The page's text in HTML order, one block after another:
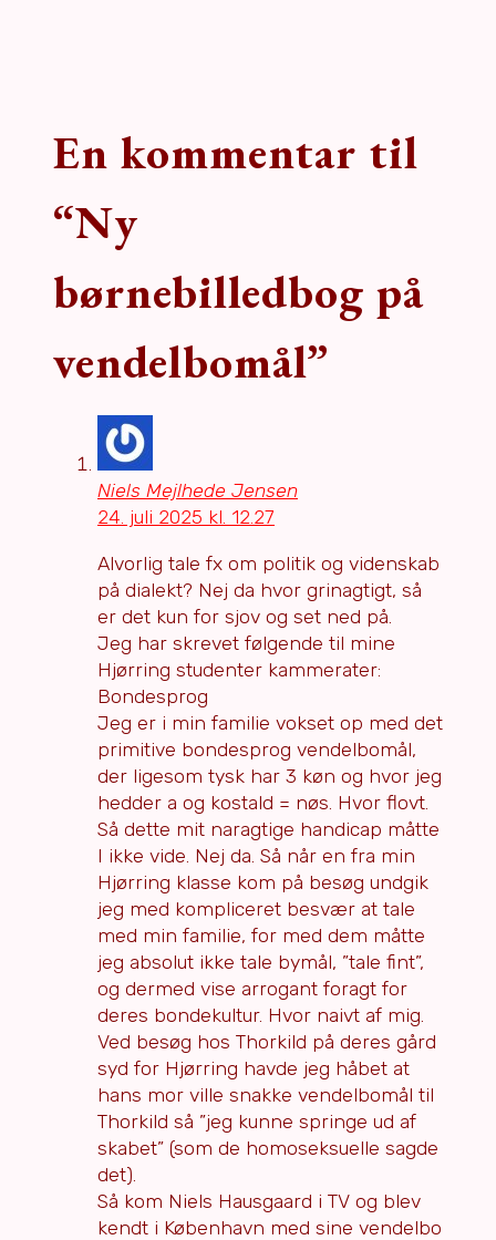
En kommentar til
“Ny
børnebilledbog på
vendelbomål”
Niels Mejlhede Jensen
24. juli 2025 kl. 12.27
Alvorlig tale fx om politik og videnskab
på dialekt? Nej da hvor grinagtigt, så
er det kun for sjov og set ned på.
Jeg har skrevet følgende til mine
Hjørring studenter kammerater:
Bondesprog
Jeg er i min familie vokset op med det
primitive bondesprog vendelbomål,
der ligesom tysk har 3 køn og hvor jeg
hedder a og kostald = nøs. Hvor flovt.
Så dette mit naragtige handicap måtte
I ikke vide. Nej da. Så når en fra min
Hjørring klasse kom på besøg undgik
jeg med kompliceret besvær at tale
med min familie, for med dem måtte
jeg absolut ikke tale bymål, ”tale fint”,
og dermed vise arrogant foragt for
deres bondekultur. Hvor naivt af mig.
Ved besøg hos Thorkild på deres gård
syd for Hjørring havde jeg håbet at
hans mor ville snakke vendelbomål til
Thorkild så ”jeg kunne springe ud af
skabet” (som de homoseksuelle sagde
det).
Så kom Niels Hausgaard i TV og blev
kendt i København med sine vendelbo